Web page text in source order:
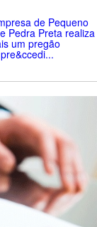
de Pequeno
Pedra Preta realiza
um pregão